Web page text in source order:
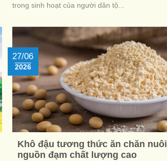
trong sinh hoạt của người dân tộ...
Khô đậu tương thức ăn chăn nuôi
nguồn đạm chất lượng cao
27/06
2026